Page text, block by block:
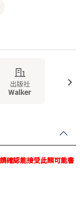
出版社
Walker
確認能接受此類可能書